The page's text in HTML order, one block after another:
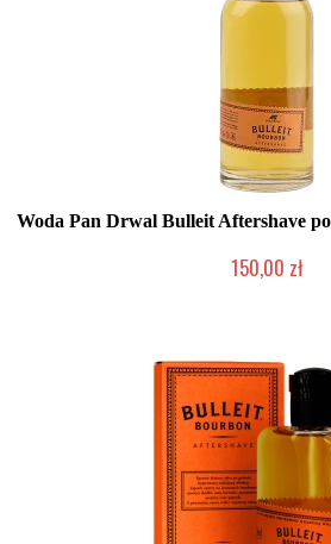
Woda Pan Drwal Bulleit Aftershave
150,00 zł